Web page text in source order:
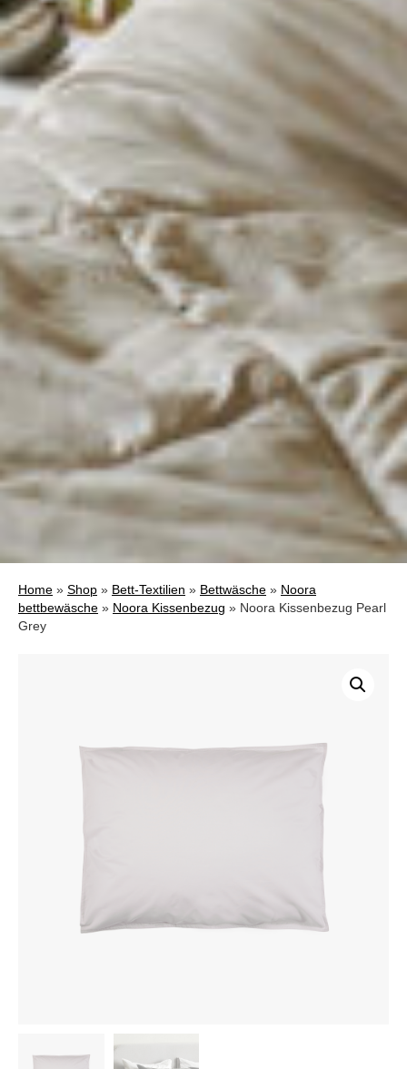
Home » Shop » Bett-Textilien » Bettwäsche » Noora
bettbewäsche » Noora Kissenbezug » Noora Kissenbezug Pearl
Grey